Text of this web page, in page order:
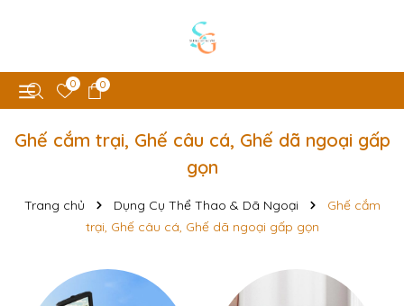
0 0
Ghế cắm trại, Ghế câu cá, Ghế dã ngoại gấp
gọn
Trang chủ Dụng Cụ Thể Thao & Dã Ngoại
Ghế cắm
trại, Ghế câu cá, Ghế dã ngoại gấp gọn